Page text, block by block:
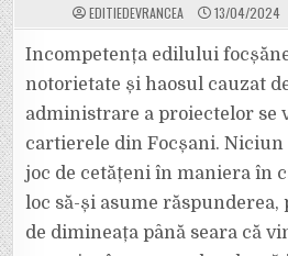
EDITIEDEVRANCEA 13/04/2024
Incompetența edilului
notorietate și haosul cauzat
administrare a proiectelor se
cartierele din Focșani.
joc de cetățeni în maniera în
loc să-și asume
de dimineața până seara că